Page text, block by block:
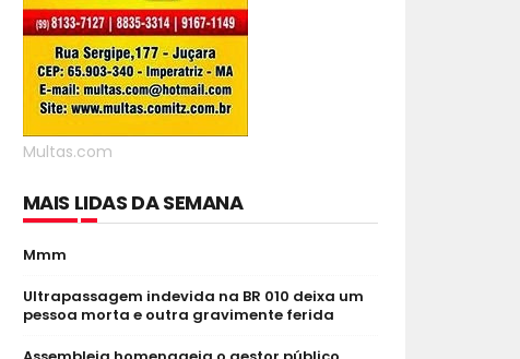
Multas.com
MAIS LIDAS DA SEMANA
Mmm
Ultrapassagem indevida na BR 010 deixa um
pessoa morta e outra gravimente ferida